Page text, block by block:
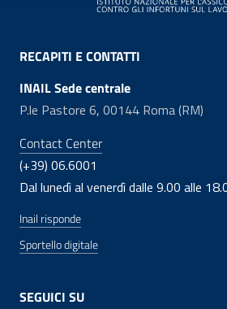
RECAPITI E CONTATTI
INAIL Sede centrale
P.le Pastore 6, 00144 Roma (RM)
Contact Center
(+39) 06.6001
Dal lunedì al venerdì dalle 9.00 alle
Inail risponde
Sportello digitale
SEGUICI SU